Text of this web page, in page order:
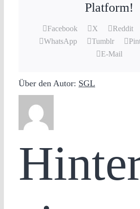
Platform!
Facebook X Reddit
WhatsApp
Tumblr
E-Mail
Über den Autor: SGL